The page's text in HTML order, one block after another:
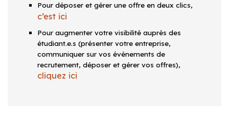
Pour déposer et gérer une offre en deux clics,
c’est ici
Pour augmenter votre visibilité auprès des
étudiant.e.s (présenter votre entreprise,
communiquer sur vos événements de
recrutement, déposer et gérer vos offres),
cliquez ici